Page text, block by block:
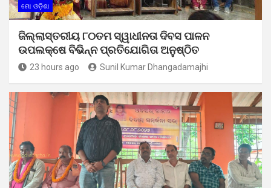
ମୋ ଓଡ଼ିଶା
ଜିଲ୍ଲାସ୍ତରୀୟ ୮୦ତମ ସ୍ୱାଧୀନତା ଦିବସ ପାଳନ
ଉପଲକ୍ଷେ ବିଭିନ୍ନ ପ୍ରତିଯୋଗିତା ଅନୁଷ୍ଠିତ
23 hours ago Sunil Kumar Dhangadamajhi